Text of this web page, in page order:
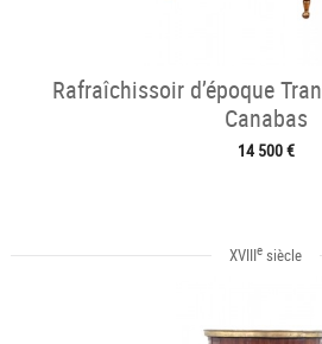
Rafraîchissoir d’époque
Canabas
14 500 €
XVIIIe siècle